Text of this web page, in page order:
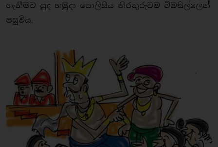
ගැනීමට යුද හමුදා පොලිසිය නිරතුරුවම විමසිල්ලෙන්
පසුවිය.